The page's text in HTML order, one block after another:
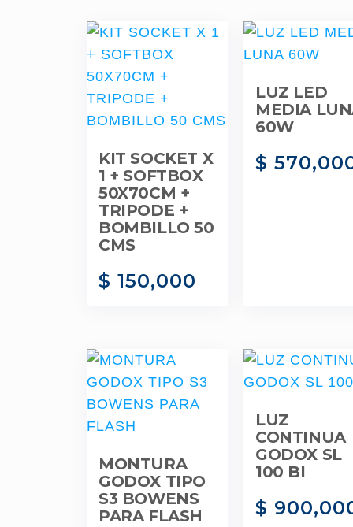
KIT SOCKET X
1 + SOFTBOX
50X70CM +
TRIPODE +
BOMBILLO 50
CMS
$ 150,000
LUZ LED
MEDIA
60W
$
MONTURA
GODOX TIPO
S3 BOWENS
PARA FLASH
LUZ
CONTINUA
GODOX SL
100 BI
$